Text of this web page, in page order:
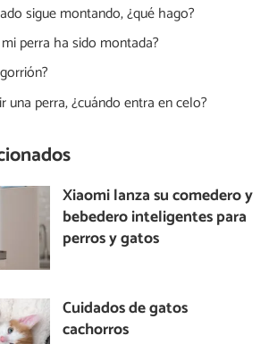
sigue montando, ¿qué hago?
perra ha sido montada?
una perra, ¿cuándo entra en celo?
Xiaomi lanza su comedero y
bebedero inteligentes para
perros y gatos
Cuidados de gatos
cachorros